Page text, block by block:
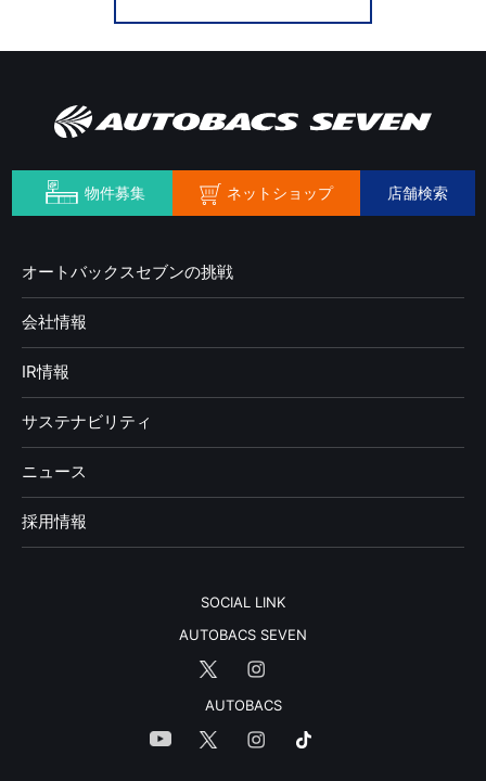
物件募集 ネットショップ 店舗検索
オートバックスセブンの挑戦
会社情報
IR情報
サステナビリティ
ニュース
採用情報
SOCIAL LINK
AUTOBACS SEVEN
AUTOBACS